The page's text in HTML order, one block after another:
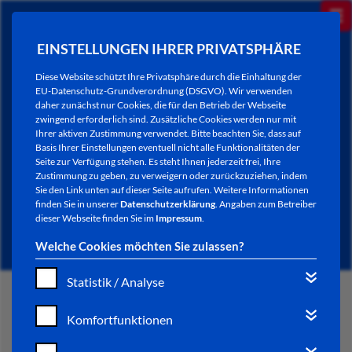
EINSTELLUNGEN IHRER PRIVATSPHÄRE
Diese Website schützt Ihre Privatsphäre durch die Einhaltung der
EU-Datenschutz-Grundverordnung (DSGVO). Wir verwenden
daher zunächst nur Cookies, die für den Betrieb der Webseite
zwingend erforderlich sind. Zusätzliche Cookies werden nur mit
Ihrer aktiven Zustimmung verwendet. Bitte beachten Sie, dass auf
Basis Ihrer Einstellungen eventuell nicht alle Funktionalitäten der
Seite zur Verfügung stehen. Es steht Ihnen jederzeit frei, Ihre
Zustimmung zu geben, zu verweigern oder zurückzuziehen, indem
Sie den Link unten auf dieser Seite aufrufen. Weitere Informationen
finden Sie in unsererDatenschutzerklärung. Angaben zum Betreiber
dieser Webseite finden Sie im Impressum.
Welche Cookies möchten Sie zulassen?
Statistik / Analyse
Komfortfunktionen
AKTUELLES
START